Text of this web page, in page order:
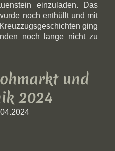
einzuladen. Das
noch enthüllt und mit
ging
noch lange nicht zu
und
2024